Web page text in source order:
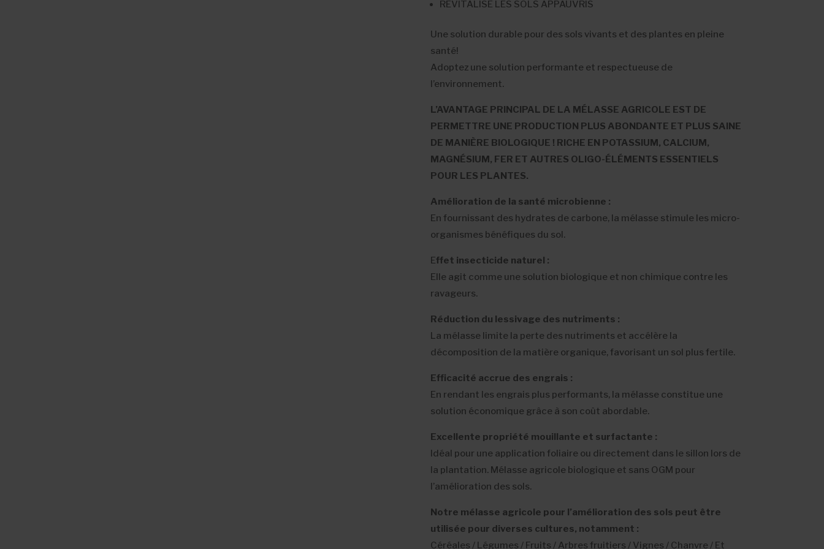
REVITALISE LES SOLS APPAUVRIS
Une solution durable pour des sols vivants et des plantes en pleine
santé!
Adoptez une solution performante et respectueuse de
l’environnement.
L’AVANTAGE PRINCIPAL DE LA MÉLASSE AGRICOLE EST DE
PERMETTRE UNE PRODUCTION PLUS ABONDANTE ET PLUS SAINE
DE MANIÈRE BIOLOGIQUE ! RICHE EN POTASSIUM, CALCIUM,
MAGNÉSIUM, FER ET AUTRES OLIGO-ÉLÉMENTS ESSENTIELS
POUR LES PLANTES.
Amélioration de la santé microbienne :
En fournissant des hydrates de carbone, la mélasse stimule les micro-
organismes bénéfiques du sol.
Effet insecticide naturel :
Elle agit comme une solution biologique et non chimique contre les
ravageurs.
Réduction du lessivage des nutriments :
La mélasse limite la perte des nutriments et accélère la
décomposition de la matière organique, favorisant un sol plus fertile.
Efficacité accrue des engrais :
En rendant les engrais plus performants, la mélasse constitue une
solution économique grâce à son coût abordable.
Excellente propriété mouillante et surfactante :
Idéal pour une application foliaire ou directement dans le sillon lors de
la plantation. Mélasse agricole biologique et sans OGM pour
l’amélioration des sols.
Notre mélasse agricole pour l’amélioration des sols peut être
utilisée pour diverses cultures, notamment :
Céréales / Légumes / Fruits / Arbres fruitiers / Vignes / Chanvre / Et